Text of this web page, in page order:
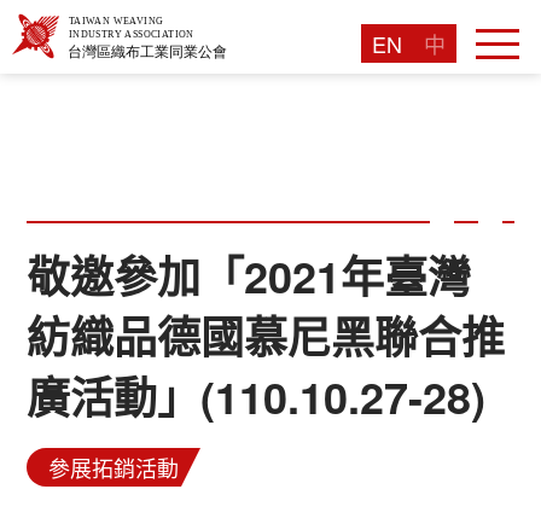
EN 中
敬邀參加「2021年臺灣
紡織品德國慕尼黑聯合推
廣活動」(110.10.27-28)
參展拓銷活動